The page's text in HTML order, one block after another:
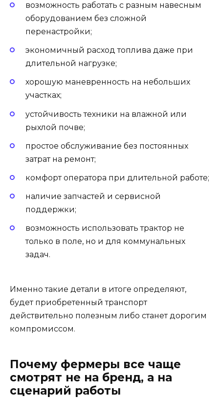
возможность работать с разным навесным
оборудованием без сложной
перенастройки;
экономичный расход топлива даже при
длительной нагрузке;
хорошую маневренность на небольших
участках;
устойчивость техники на влажной или
рыхлой почве;
простое обслуживание без постоянных
затрат на ремонт;
комфорт оператора при длительной работе;
наличие запчастей и сервисной
поддержки;
возможность использовать трактор не
только в поле, но и для коммунальных
задач.
Именно такие детали в итоге определяют,
будет приобретенный транспорт
действительно полезным либо станет дорогим
компромиссом.
Почему фермеры все чаще
смотрят не на бренд, а на
сценарий работы